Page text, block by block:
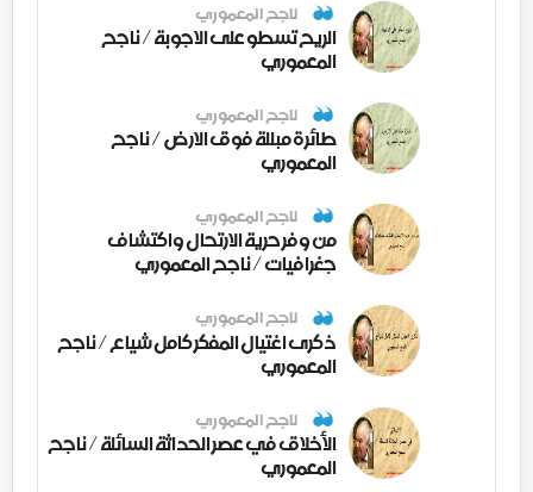
ناجح المعموري
الريح تسطو على الاجوبة / ناجح
المعموري
ناجح المعموري
طائرة مبللة فوق الارض / ناجح
المعموري
ناجح المعموري
من وفر حرية الارتحال واكتشاف
جغرافيات / ناجح المعموري
ناجح المعموري
ذكرى اغتيال المفكر كامل شياع / ناجح
المعموري
ناجح المعموري
الأخلاق في عصر الحداثة السائلة / ناجح
المعموري